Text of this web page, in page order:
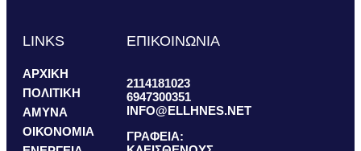
LINKS
ΑΡΧΙΚΗ
ΠΟΛΙΤΙΚΗ
ΑΜΥΝΑ
ΟΙΚΟΝΟΜΙΑ
ΕΠΙΚΟΙΝΩΝΙΑ
2114181023
6947300351
INFO@ELLHNES.NET
ΓΡΑΦΕΙΑ: